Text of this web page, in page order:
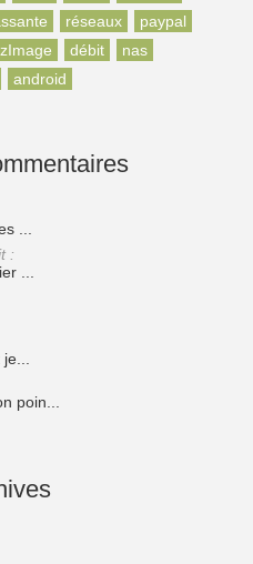
réseaux
paypal
débit
nas
android
...
:
...
poin...